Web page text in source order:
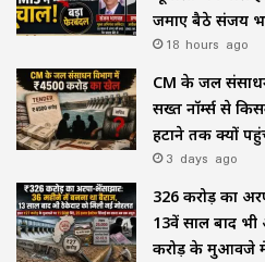
जमाए बैठे संजय
18 hours ago
CM के जल
सख्त नॉर्म्स से
हटाने तक क्यों
3 days ago
₹326 करोड़ का
13वें साल बाद भी
करोड़ के मुआवजे में